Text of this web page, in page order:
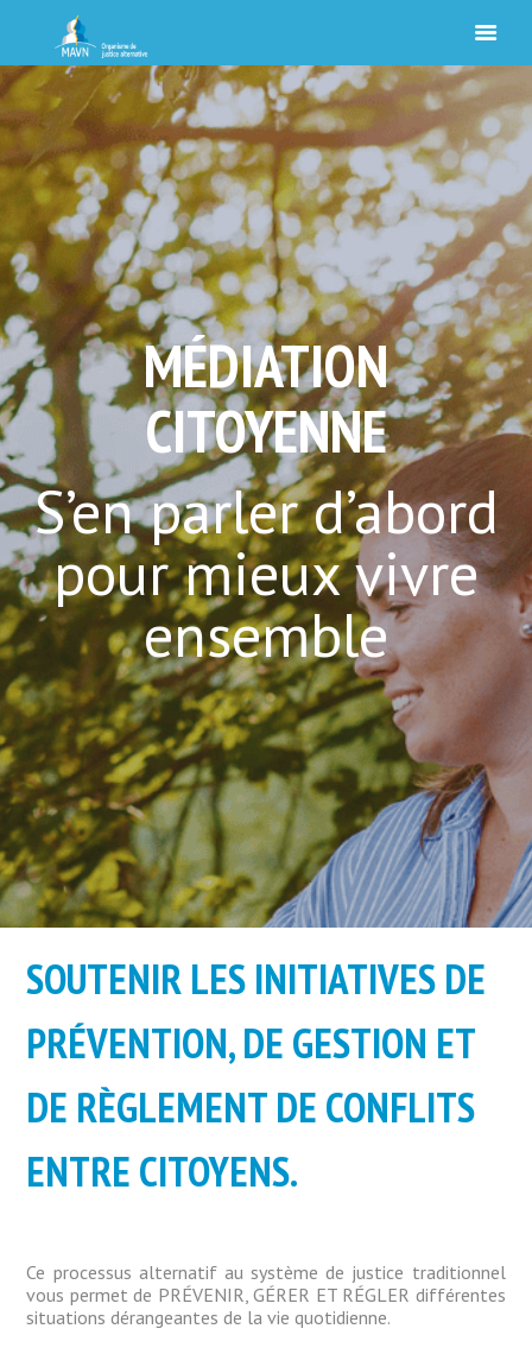
MÉDIATION
CITOYENNE
S’en parler d’abord
pour mieux vivre
ensemble
SOUTENIRLES INITIATIVES DE
PRÉVENTION, DE GESTION ET
DE RÈGLEMENT DE CONFLITS
ENTRECITOYENS.
Ce processus alternatif au système de justice traditionnel
vous permet de PRÉVENIR, GÉRER ET RÉGLER différentes
situations dérangeantes de la vie quotidienne.